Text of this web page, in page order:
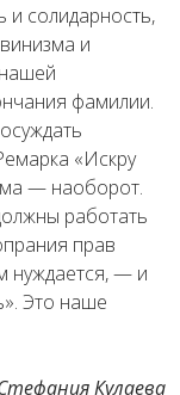
солидарность,
и
фамилии.
«Искру
— наоборот.
работать
прав
нуждается, — и
Это наше
Кулаева